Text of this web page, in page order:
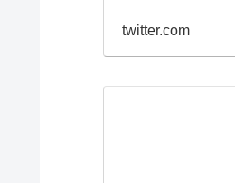
twitter.com